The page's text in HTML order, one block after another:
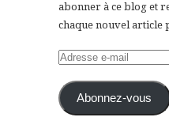
abonner à ce blog et
chaque nouvel article
Adresse
mail Abonnez-vous